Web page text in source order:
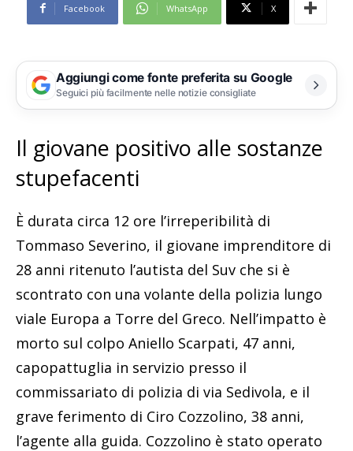
Facebook WhatsApp X
Aggiungi come fonte preferita su Google
Seguici più facilmente nelle notizie consigliate
Il giovane positivo alle sostanze
stupefacenti
È durata circa 12 ore l’irreperibilità di
Tommaso Severino, il giovane imprenditore di
28 anni ritenuto l’autista del Suv che si è
scontrato con una volante della polizia lungo
viale Europa a Torre del Greco. Nell’impatto è
morto sul colpo Aniello Scarpati, 47 anni,
capopattuglia in servizio presso il
commissariato di polizia di via Sedivola, e il
grave ferimento di Ciro Cozzolino, 38 anni,
l’agente alla guida. Cozzolino è stato operato